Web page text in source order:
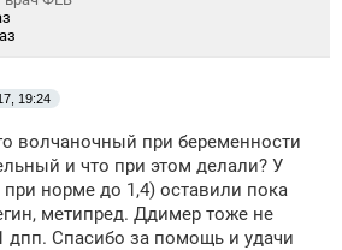
19:24
волчаночный при беременности
и что при этом делали? У
норме до 1,4) оставили пока
метипред. Ддимер тоже не
дпп. Спасибо за помощь и удачи